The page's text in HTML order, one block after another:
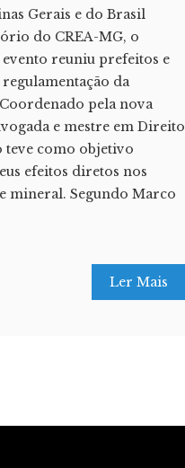
Gerais e do Brasil
do CREA-MG, o
reuniu prefeitos e
da
pela nova
e mestre em Direito
teve como objetivo
efeitos diretos nos
mineral. Segundo Marco
Ler Mais